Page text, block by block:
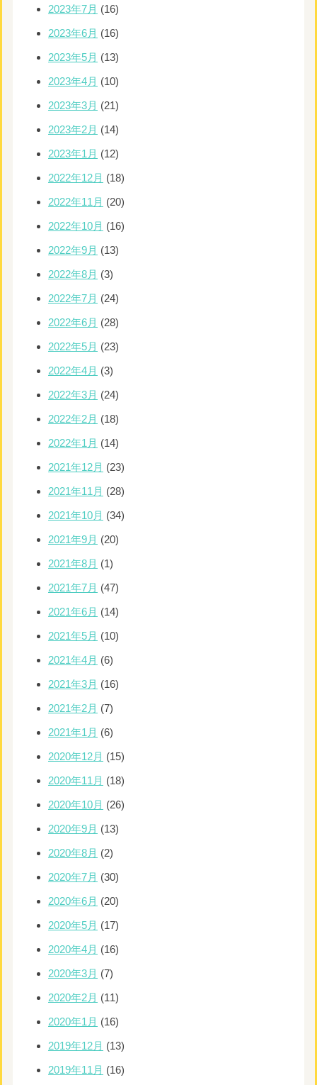
2023年7月 (16)
2023年6月 (16)
2023年5月 (13)
2023年4月 (10)
2023年3月 (21)
2023年2月 (14)
2023年1月 (12)
2022年12月 (18)
2022年11月 (20)
2022年10月 (16)
2022年9月 (13)
2022年8月 (3)
2022年7月 (24)
2022年6月 (28)
2022年5月 (23)
2022年4月 (3)
2022年3月 (24)
2022年2月 (18)
2022年1月 (14)
2021年12月 (23)
2021年11月 (28)
2021年10月 (34)
2021年9月 (20)
2021年8月 (1)
2021年7月 (47)
2021年6月 (14)
2021年5月 (10)
2021年4月 (6)
2021年3月 (16)
2021年2月 (7)
2021年1月 (6)
2020年12月 (15)
2020年11月 (18)
2020年10月 (26)
2020年9月 (13)
2020年8月 (2)
2020年7月 (30)
2020年6月 (20)
2020年5月 (17)
2020年4月 (16)
2020年3月 (7)
2020年2月 (11)
2020年1月 (16)
2019年12月 (13)
2019年11月 (16)